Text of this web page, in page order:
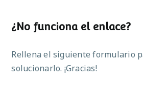
¿No funciona el enlace?
Rellena el siguiente formulario
solucionarlo. ¡Gracias!